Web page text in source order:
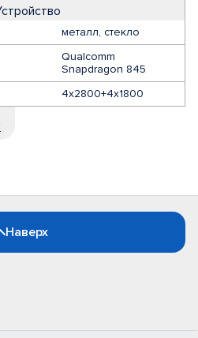
металл, стекло
Qualcomm
Snapdragon 845
4х2800+4х1800
Наверх